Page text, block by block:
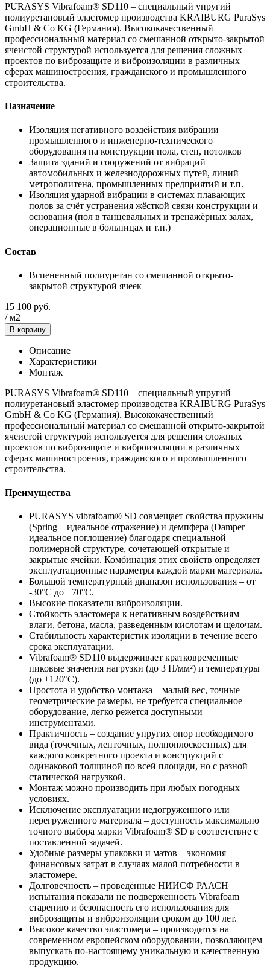
PURASYS Vibrafoam® SD110 – специальный упругий
полиуретановый эластомер производства KRAIBURG PuraSys
GmbH & Co KG (Германия). Высококачественный
профессиональный материал со смешанной открыто-закрытой
ячеистой структурой используется для решения сложных
проектов по виброзащите и виброизоляции в различных
сферах машиностроения, гражданского и промышленного
строительства.
Назначение
Изоляция негативного воздействия вибрации
промышленного и инженерно-технического
оборудования на конструкции пола, стен, потолков
Защита зданий и сооружений от вибраций
автомобильных и железнодорожных путей, линий
метрополитена, промышленных предприятий и т.п.
Изоляция ударной вибрации в системах плавающих
полов за счёт устранения жёсткой связи конструкции и
основания (пол в танцевальных и тренажёрных залах,
операционные в больницах и т.п.)
Состав
Вспененный полиуретан со смешанной открыто-
закрытой структурой ячеек
15 100 руб.
/м2
В корзину
Описание
Характеристики
Монтаж
PURASYS Vibrafoam® SD110 – специальный упругий
полиуретановый эластомер производства KRAIBURG PuraSys
GmbH & Co KG (Германия). Высококачественный
профессиональный материал со смешанной открыто-закрытой
ячеистой структурой используется для решения сложных
проектов по виброзащите и виброизоляции в различных
сферах машиностроения, гражданского и промышленного
строительства.
Преимущества
PURASYS vibrafoam® SD совмещает свойства пружины
(Spring – идеальное отражение) и демпфера (Damper –
идеальное поглощение) благодаря специальной
полимерной структуре, сочетающей открытые и
закрытые ячейки. Комбинация этих свойств определяет
эксплуатационные параметры каждой марки материала.
Большой температурный диапазон использования – от
-30°C до +70°C.
Высокие показатели виброизоляции.
Стойкость эластомера к негативным воздействиям
влаги, бетона, масла, разведенным кислотам и щелочам.
Стабильность характеристик изоляции в течение всего
срока эксплуатации.
Vibrafoam® SD110 выдерживает кратковременные
пиковые значения нагрузки (до 3 H/мм²) и температуры
(до +120°C).
Простота и удобство монтажа – малый вес, точные
геометрические размеры, не требуется специальное
оборудование, легко режется доступными
инструментами.
Практичность – создание упругих опор необходимого
вида (точечных, ленточных, полноплоскостных) для
каждого конкретного проекта и конструкций с
одинаковой толщиной по всей площади, но с разной
статической нагрузкой.
Монтаж можно производить при любых погодных
условиях.
Исключение эксплуатации недогруженного или
перегруженного материала – доступность максимально
точного выбора марки Vibrafoam® SD в соответствие с
поставленной задачей.
Удобные размеры упаковки и матов – экономия
финансовых затрат в случаях малой потребности в
эластомере.
Долговечность – проведённые НИИСФ РААСН
испытания показали не подверженность Vibrafoam
старению и безопасность его использования для
виброзащиты и виброизоляции сроком до 100 лет.
Высокое качество эластомера – производится на
современном европейском оборудовании, позволяющем
выпускать по-настоящему уникальную и качественную
продукцию.